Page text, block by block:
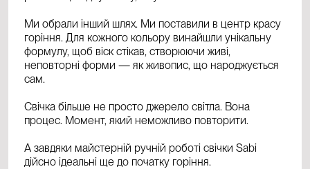
Ми обрали інший шлях. Ми поставили в центр красу
горіння. Для кожного кольору винайшли унікальну
формулу, щоб віск стікав, створюючи живі,
неповторні форми — як живопис, що народжується
сам.
Свічка більше не просто джерело світла. Вона
процес. Момент, який неможливо повторити.
А завдяки майстерній ручній роботі свічки Sabi
дійсно ідеальні ще до початку горіння.